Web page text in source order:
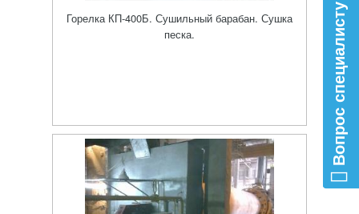
Горелка КП-400Б. Сушильный барабан. Сушка
песка.
Вопрос специалисту